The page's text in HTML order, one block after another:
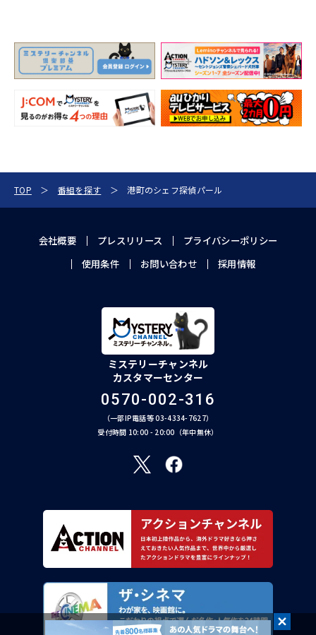
TOP 番組を探す 港町のシェフ探偵パール
会社概要 プレスリリース
プライバシーポリシー
使用条件
お問い合わせ 採用情報
ミステリーチャンネル
カスタマーセンター
0570-002-316
（一部IP電話等 03-4334-7627）
受付時間 10:00 - 20:00（年中無休）